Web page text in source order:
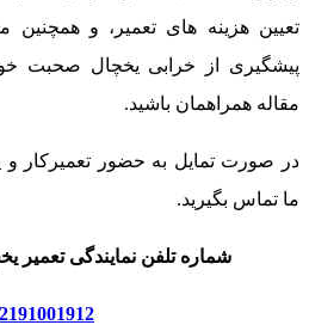
تعیین هزینه های تعمیر، و
پیشگیری از خرابی یخچال صحبت
مقاله همراهمان باشید.
در صورت تمایل به حضور تعمیرکار و یا
ما تماس بگیرید.
شماره تلفن نمایندگی تعمیر
02191001912